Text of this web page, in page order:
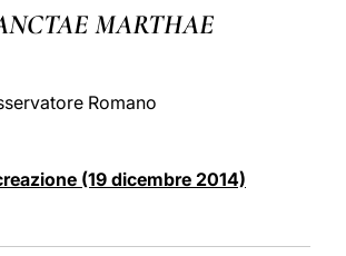
MARTHAE
Romano
(19 dicembre 2014)